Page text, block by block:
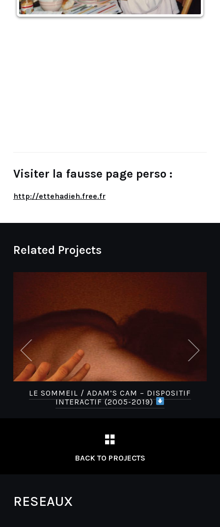
Visiter la fausse page perso :
http://ettehadieh.free.fr
Related Projects
LE SOMMEIL / ADAM’S CAM – DISPOSITIF
INTERACTIF (2005-2019)
BACK TO PROJECTS
RESEAUX